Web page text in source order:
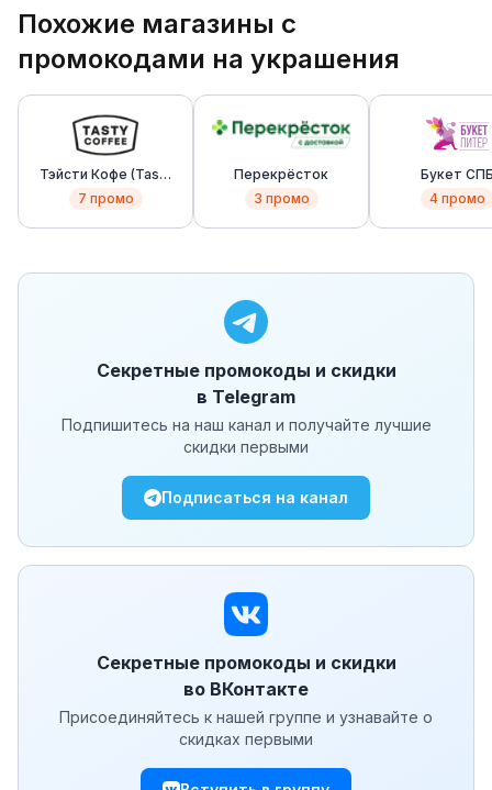
Похожие магазины с
промокодами на украшения
Тэйсти Кофе (Tasty
Coffee)
7 промо
Перекрёсток
3 промо
Букет
4 промо
Секретные промокоды и скидки
в Telegram
Подпишитесь на наш канал и получайте лучшие
скидки первыми
Подписаться на канал
Секретные промокоды и скидки
во ВКонтакте
Присоединяйтесь к нашей группе и узнавайте о
скидках первыми